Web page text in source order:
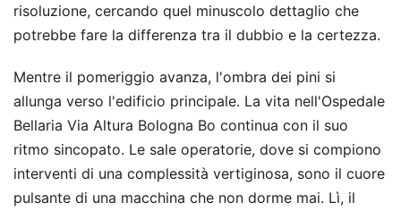
risoluzione, cercando quel minuscolo dettaglio che
potrebbe fare la differenza tra il dubbio e la certezza.
Mentre il pomeriggio avanza, l'ombra dei pini si
allunga verso l'edificio principale. La vita nell'Ospedale
Bellaria Via Altura Bologna Bo continua con il suo
ritmo sincopato. Le sale operatorie, dove si compiono
interventi di una complessità vertiginosa, sono il cuore
pulsante di una macchina che non dorme mai. Lì, il